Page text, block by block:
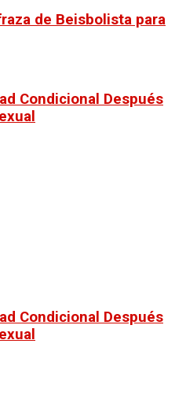
de Beisbolista para
Condicional Después
Condicional Después